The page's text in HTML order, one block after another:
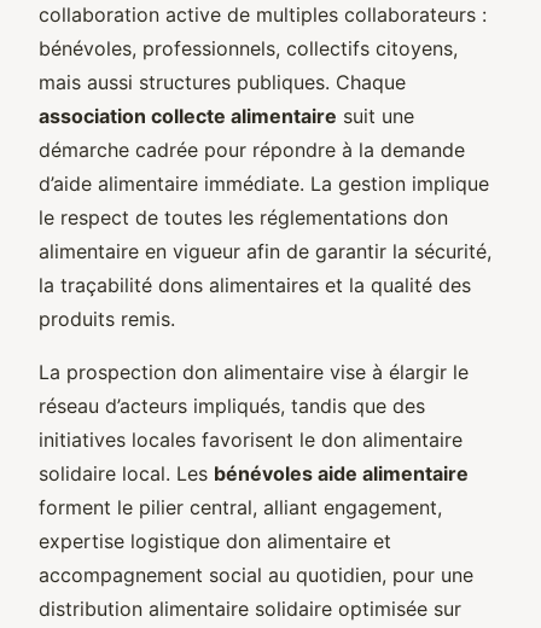
collaboration active de multiples collaborateurs :
bénévoles, professionnels, collectifs citoyens,
mais aussi structures publiques. Chaque
association collecte alimentaire suit une
démarche cadrée pour répondre à la demande
d’aide alimentaire immédiate. La gestion implique
le respect de toutes les réglementations don
alimentaire en vigueur afin de garantir la sécurité,
la traçabilité dons alimentaires et la qualité des
produits remis.
La prospection don alimentaire vise à élargir le
réseau d’acteurs impliqués, tandis que des
initiatives locales favorisent le don alimentaire
solidaire local. Les bénévoles aide alimentaire
forment le pilier central, alliant engagement,
expertise logistique don alimentaire et
accompagnement social au quotidien, pour une
distribution alimentaire solidaire optimisée sur